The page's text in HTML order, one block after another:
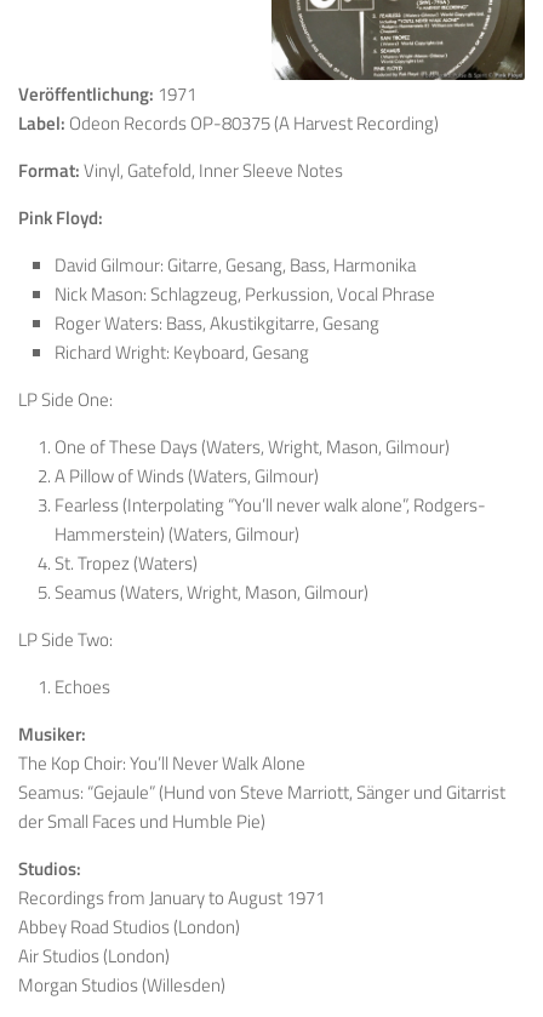
Veröffentlichung: 1971
Label: Odeon Records OP-80375 (A Harvest Recording)
Format:Vinyl, Gatefold, Inner Sleeve Notes
Pink Floyd:
David Gilmour: Gitarre, Gesang, Bass, Harmonika
Nick Mason: Schlagzeug, Perkussion, Vocal Phrase
Roger Waters: Bass, Akustikgitarre, Gesang
Richard Wright: Keyboard, Gesang
LP Side One:
One of These Days (Waters, Wright, Mason, Gilmour)
A Pillow of Winds (Waters, Gilmour)
Fearless (Interpolating “You’ll never walk alone”, Rodgers-
Hammerstein) (Waters, Gilmour)
St. Tropez (Waters)
Seamus (Waters, Wright, Mason, Gilmour)
LP Side Two:
Echoes
Musiker:
The Kop Choir: You’ll Never Walk Alone
Seamus: “Gejaule” (Hund von Steve Marriott, Sänger und Gitarrist
der Small Faces und Humble Pie)
Studios:
Recordings from January to August 1971
Abbey Road Studios (London)
Air Studios (London)
Morgan Studios (Willesden)